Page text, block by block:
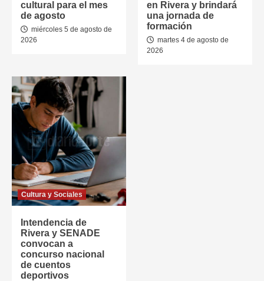
cultural para el mes
de agosto
miércoles 5 de agosto de
2026
en Rivera y brindará
una jornada de
formación
martes 4 de agosto de
2026
Cultura y Sociales
Intendencia de
Rivera y SENADE
convocan a
concurso nacional
de cuentos
deportivos